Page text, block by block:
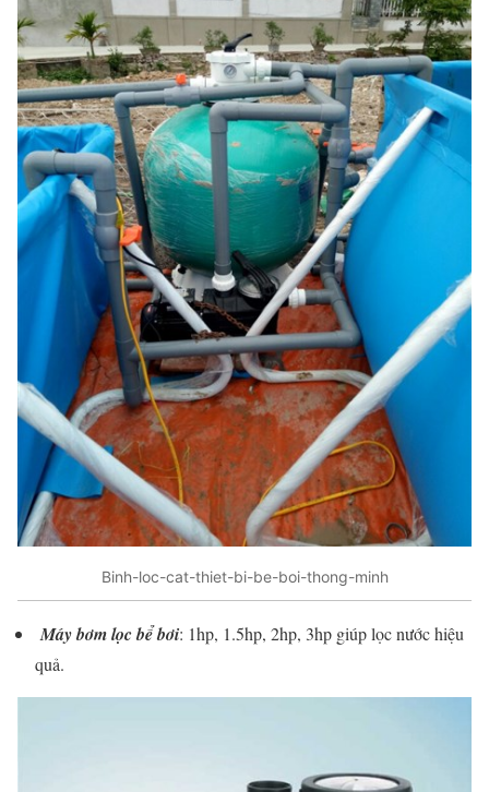
Binh-loc-cat-thiet-bi-be-boi-thong-minh
Máy bơm lọc bể bơi: 1hp, 1.5hp, 2hp, 3hp giúp lọc nước hiệu
quả.